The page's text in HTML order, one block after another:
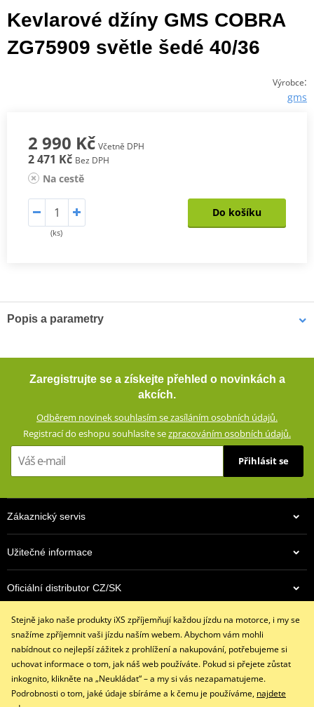
Kevlarové džíny GMS COBRA
ZG75909 světle šedé 40/36
Výrobce:
gms
2 990 Kč Včetně DPH
2 471 Kč Bez DPH
Na cestě
(ks)
Do košíku
Popis a parametry
Pohodlné motocyklové džíny s rovným střihem. Tyto džíny
poskytují dostatečnou ochranu při jízdě na motocyklu díky
impaktních místech. Zároveň vypadají civilně a díky příměsi
elastanu skvěle padnou a příjemně se nosí.
Džíny s rovným střihem a 5 kapsami
Vnější materiál: 98% bavlna, 2% elastan
Podšívka: 100% polyester
40% polyester
Podšívka ze síťoviny od pasu ke kolenům
Výškově nastavitelné vyjímatelné CE certifikované chrániče
Džíny jsou z výroby opatřeny prémiovou impregnací
Huntsman®, která vydrží až 15 vyprání
PDF iXS SIZE
PDF iXS SIZE
PDF
Zaregistrujte se a získejte přehled o novinkách a
akcích.
Odběrem novinek souhlasím se zasíláním osobních údajů.
Registrací do eshopu souhlasíte sezpracováním osobních údajů.
Přihlásit se
Zákaznický servis
Užitečné informace
Oficiální distributor CZ/SK
Kontaktujte nás
info@ixs-motopoint.cz
Po - Pá (8:00 - 16:30)
Stejně jako naše produkty iXS zpříjemňují každou jízdu na motorce, i my se
snažíme zpříjemnit vaši jízdu naším webem. Abychom vám mohli
nabídnout co nejlepší zážitek z prohlížení a nakupování, potřebujeme si
uchovat informace o tom, jak náš web používáte. Pokud si přejete zůstat
inkognito, klikněte na „Neukládat“ – a my si vás nezapamatujeme.
Podrobnosti o tom, jaké údaje sbíráme a k čemu je používáme, najdete